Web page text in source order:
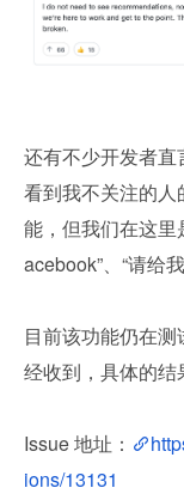
还有不少开发者直
看到我不关注的
能，但我们在这里
acebook”、“请给
目前该功能仍在
经收到，具体的结
Issue 地址：
ions/13131